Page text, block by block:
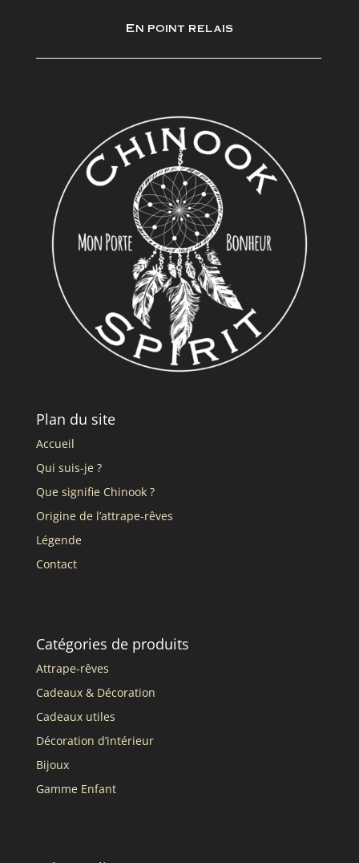
En point relais
Plan du site
Accueil
Qui suis-je ?
Que signifie Chinook ?
Origine de l’attrape-rêves
Légende
Contact
Catégories de produits
Attrape-rêves
Cadeaux & Décoration
Cadeaux utiles
Décoration d’intérieur
Bijoux
Gamme Enfant